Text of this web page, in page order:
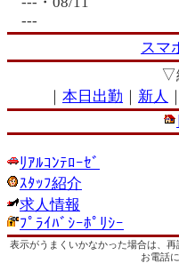
---
スマ
▽
｜ 本日出勤 ｜ 新人 ｜
ﾘｱﾙｺﾝﾃﾛｰｾﾞ
ｽﾀｯﾌ紹介
求人情報
ﾌﾟﾗｲﾊﾞｼｰﾎﾟﾘｼｰ
表示がうまくいかなかった場合は、
お電話